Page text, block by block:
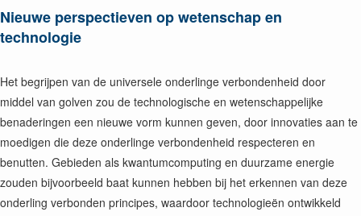
Nieuwe perspectieven op wetenschap en
technologie
Het begrijpen van de universele onderlinge verbondenheid door
middel van golven zou de technologische en wetenschappelijke
benaderingen een nieuwe vorm kunnen geven, door innovaties aan te
moedigen die deze onderlinge verbondenheid respecteren en
benutten. Gebieden als kwantumcomputing en duurzame energie
zouden bijvoorbeeld baat kunnen hebben bij het erkennen van deze
onderling verbonden principes, waardoor technologieën ontwikkeld